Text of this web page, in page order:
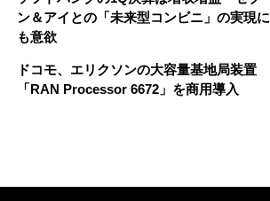
ン＆アイとの「未来型コンビニ」の実現に
も意欲
ドコモ、エリクソンの大容量基地局装置
「RAN Processor 6672」を商用導入